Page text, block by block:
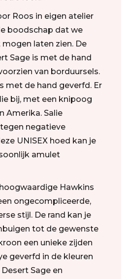
Roos in eigen atelier
boodschap dat we
laten zien. De
Sage is met de hand
van borduursels.
met de hand geverfd. Er
bij, met een knipoog
Amerika. Salie
negatieve
UNISEX hoed kan je
amulet
Hawkins
ongecompliceerde,
stijl. De rand kan je
tot de gewenste
een unieke zijden
geverfd in de kleuren
Sage en